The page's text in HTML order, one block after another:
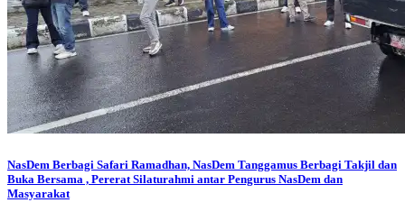
NasDem Berbagi Safari Ramadhan, NasDem Tanggamus Berbagi Takjil dan
Buka Bersama , Pererat Silaturahmi antar Pengurus NasDem dan
Masyarakat